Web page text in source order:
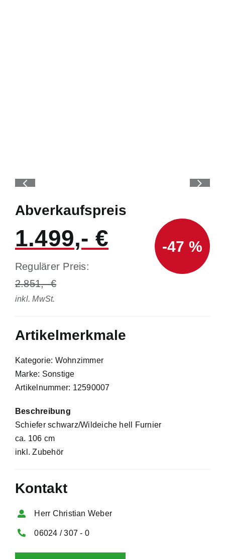
Abverkaufspreis
1.499
Regulärer Preis:
2.851
inkl. MwSt.
-47 %
Artikelmerkmale
Kategorie: Wohnzimmer
Marke: Sonstige
Artikelnummer: 12590007
Beschreibung
Schiefer schwarz/Wildeiche hell Furnier
ca. 106 cm
inkl. Zubehör
Kontakt
Herr Christian Weber
06024 / 307 - 0